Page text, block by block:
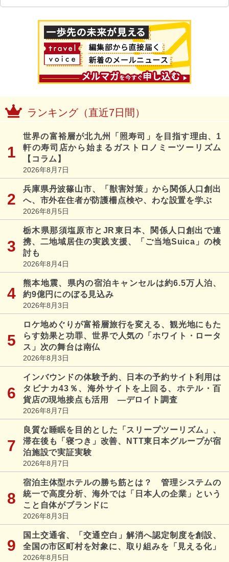
ランキング（直近7日間）
世界の富裕層が北九州「照寿司」を目指す理由、1
軒の寿司店から始まるガストロノミーツーリズム
【コラム】
2026年8月7日
兵庫県丹波篠山市、「獣害対策」から関係人口創出
へ、市外在住者が防護柵点検や、わな設置を学ぶ
2026年8月5日
栃木県那須塩原市とJR東日本、関係人口創出で連
携、二地域居住の実践支援、「ご当地Suica」の検
討も
2026年8月4日
熊本地震、県内の宿泊キャンセルは約6.5万人泊、
約9億円にのぼる見込み
2026年8月3日
ロケ地めぐりが富裕層旅行を変える、観光地にもた
らす効果と功罪、世界で人気の「ホワイト・ロータ
ス」次の舞台は南仏
2026年8月3日
インバウンドの体験予約、日本の予約サイト利用は
タビナカ43％、海外サイトを上回る、ホテル・百
貨店の現地接点も活用 ―デロイト調査
2026年8月7日
良質な睡眠を目的とした「スリープツーリズム」、
滞在後も「寝つき」改善、NTT東日本グループが宿
泊施設で実証実験
2026年8月7日
宿泊主体型ホテルの勝ち筋とは？ 管理システムの
統一で高度分析、海外では「日本人の企業」という
こと自体がブランドに
2026年8月3日
国土交通省、「交通空白」解消へ認定制度を創設、
全国の市区町村を対象に、取り組みを「見える化」
2026年8月5日